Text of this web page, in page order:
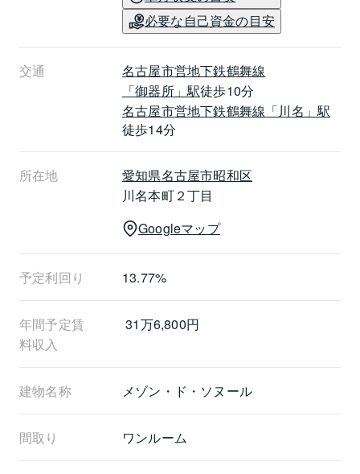
・ファミリーマート 昭和塩付通一丁目店　徒歩5分(約
・ファミリマート　昭和塩付通三丁目店　徒歩7分(約
560m)
■オーナーチェンジにつき現賃貸借契約の引継が条件で
す。
①年間予定賃料収入は、満室時における1年間の予定賃
料収入です。
②予定利回りは、年間予定賃料収入当該不動産取得対
価に対する割合です。
するものではありません。
④予定利回りは、公租公課・共益費その他当該物件を
お気軽に担当「安藤」(080-7141-5081)までお問い合わ
せください。
必要な自己資金の目安
交通
名古屋市営地下鉄鶴舞線
「御器所」駅徒歩10分
名古屋市営地下鉄鶴舞線 「川名」駅
徒歩14分
所在地 愛知県名古屋市昭和区
川名本町２丁目
Googleマップ
予定利回り 13.77%
年間予定賃
料収入
31万6,800円
建物名称 メゾン・ド・ソヌール
間取り ワンルーム